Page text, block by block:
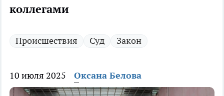
коллегами
Происшествия Суд Закон
10 июля 2025 Оксана Белова